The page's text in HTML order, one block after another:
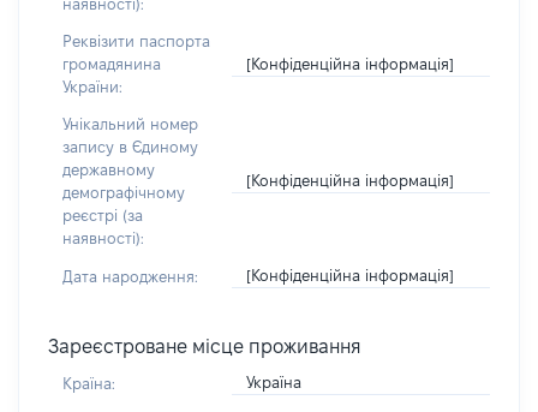
наявності):
Реквізити паспорта
громадянина
України:
[Конфіденційна інформація]
Унікальний номер
запису в Єдиному
державному
демографічному
реєстрі (за
наявності):
[Конфіденційна інформація]
Дата народження: [Конфіденційна інформація]
Зареєстроване місце проживання
Країна: Україна